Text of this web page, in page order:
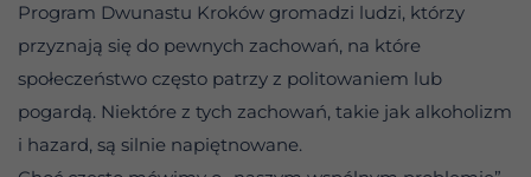
Program Dwunastu Kroków gromadzi ludzi, którzy
przyznają się do pewnych zachowań, na które
społeczeństwo często patrzy z politowaniem lub
pogardą. Niektóre z tych zachowań, takie jak alkoholizm
i hazard, są silnie napiętnowane.